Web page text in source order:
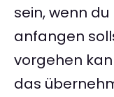
sein, wenn
anfangen
vorgehen
das